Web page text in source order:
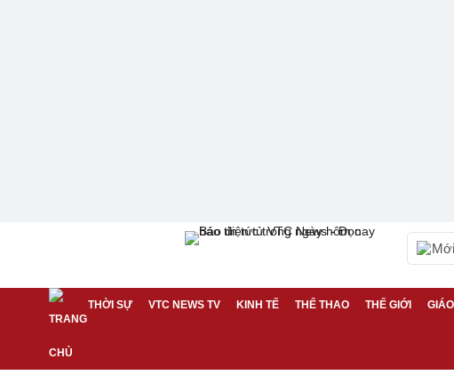
THỜI SỰ VTC NEWS TV KINH TẾ THỂ THAO THẾ GIỚI